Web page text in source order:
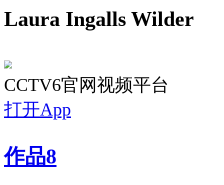
Laura Ingalls Wilder
CCTV6官网视频平台
打开App
作品8